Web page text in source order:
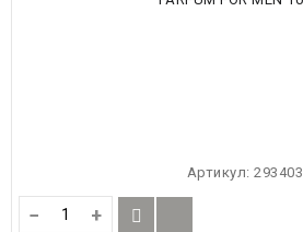
Артикул:293403
− +